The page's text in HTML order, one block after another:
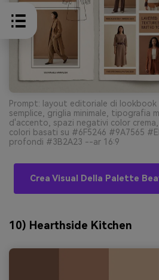
Prompt: layout editoriale di
semplice, griglia minimale, tipografia
d'accento, spazi negativi color
colori basati su #6F5246 #9A7565
profondi #3B2A23 --ar 16:9
Crea Visual Della Palette
10) Hearthside Kitchen